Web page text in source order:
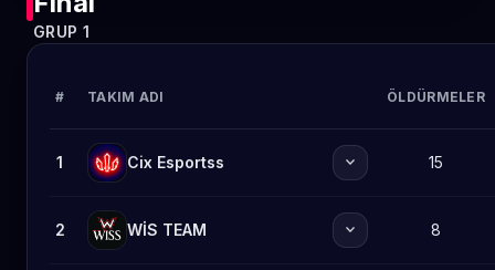
GRUP 1
# TAKIM ADI ÖLDÜRMELER
1 Cix Esportss expand_more 15
2 WİS TEAM expand_more 8